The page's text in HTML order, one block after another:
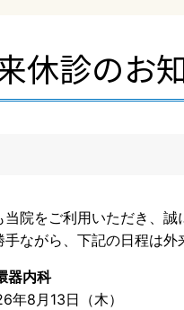
休診のお
当院をご利用いただき、誠
手ながら、下記の日程は外
器内科
年8月13日（木）